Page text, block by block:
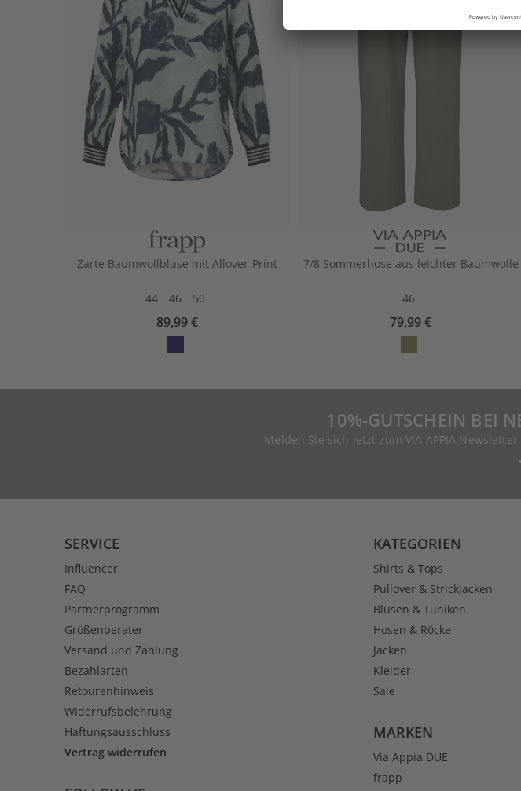
Zarte Baumwollbluse mit Allover-Print
44 46 50
89,99 €
7/8 Sommerhose aus leichter Baumwolle
46
79,99 €
10%-GUTSCHEIN BEI
Melden Sie sich jetzt zum VIA APPIA
SERVICE
Influencer
FAQ
Partnerprogramm
Größenberater
Versand und Zahlung
Bezahlarten
Retourenhinweis
Widerrufsbelehrung
Haftungsausschluss
Vertrag widerrufen
KATEGORIEN
Shirts & Tops
Pullover & Strickjacken
Blusen & Tuniken
Hosen & Röcke
Jacken
Kleider
Sale
MARKEN
Via Appia DUE
frapp